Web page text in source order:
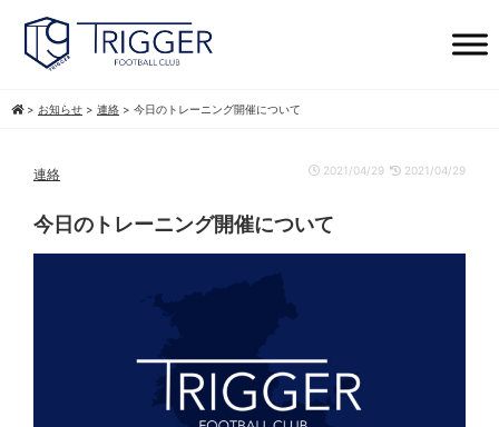
> お知らせ > 連絡 > 今日のトレーニング開催について
連絡 2021/04/29 2021/04/29
今日のトレーニング開催について